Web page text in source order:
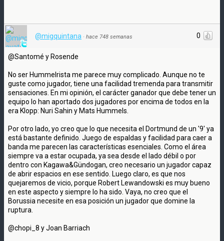
0
@migquintana · hace 748 semanas
@Santomé y Rosende
No ser Hummelrista me parece muy complicado. Aunque no te
guste como jugador, tiene una facilidad tremenda para transmitir
sensaciones. En mi opinión, el carácter ganador que debe tener un
equipo lo han aportado dos jugadores por encima de todos en la
era Klopp: Nuri Sahin y Mats Hummels.
Por otro lado, yo creo que lo que necesita el Dortmund de un '9' ya
está bastante definido. Juego de espaldas y facilidad para caer a
banda me parecen las características esenciales. Como el área
siempre va a estar ocupada, ya sea desde el lado débil o por
dentro con Kagawa&Gündogan, creo necesario un jugador capaz
de abrir espacios en ese sentido. Luego claro, es que nos
quejaremos de vicio, porque Robert Lewandowski es muy bueno
en este aspecto y siempre lo ha sido. Vaya, no creo que el
Borussia necesite en esa posición un jugador que domine la
ruptura.
@chopi_8 y Joan Barriach